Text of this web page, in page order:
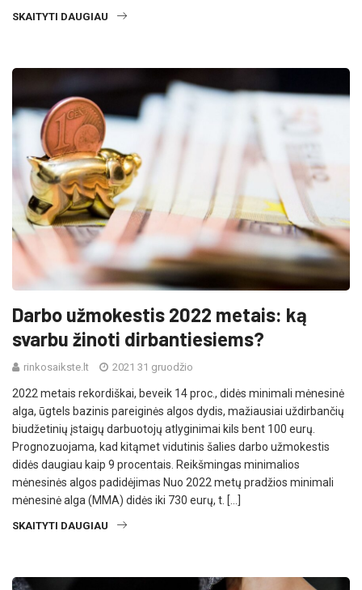
SKAITYTI DAUGIAU
Darbo užmokestis 2022 metais: ką
svarbu žinoti dirbantiesiems?
rinkosaikste.lt 2021 31 gruodžio
2022 metais rekordiškai, beveik 14 proc., didės minimali mėnesinė
alga, ūgtels bazinis pareiginės algos dydis, mažiausiai uždirbančių
biudžetinių įstaigų darbuotojų atlyginimai kils bent 100 eurų.
Prognozuojama, kad kitąmet vidutinis šalies darbo užmokestis
didės daugiau kaip 9 procentais. Reikšmingas minimalios
mėnesinės algos padidėjimas Nuo 2022 metų pradžios minimali
mėnesinė alga (MMA) didės iki 730 eurų, t. […]
SKAITYTI DAUGIAU